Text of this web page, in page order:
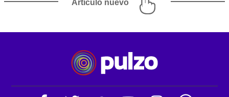
Artículo nuevo